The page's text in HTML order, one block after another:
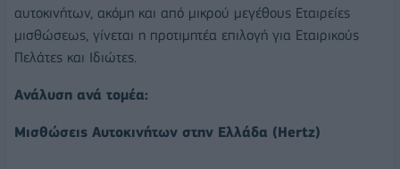
αυτοκινήτων, ακόμη και από μικρού μεγέθους Εταιρείες
μισθώσεως, γίνεται η προτιμητέα επιλογή για Εταιρικούς
Πελάτες και Ιδιώτες.
Ανάλυση ανά τομέα:
Μισθώσεις Αυτοκινήτων στην Ελλάδα (Hertz)